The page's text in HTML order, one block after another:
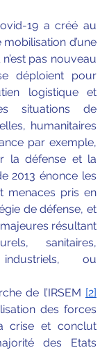
19 a créé au
d’une
pas nouveau
déploient pour
logistique et
situations de
humanitaires
par exemple,
la défense et la
2013 énonce les
menaces pris en
de défense, et
résultant
sanitaires,
industriels, ou
de l’IRSEM [2]
des forces
crise et conclut
des Etats